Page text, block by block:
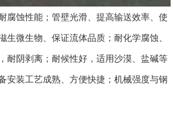
腐蚀性能；管壁光滑、提高输送效率、使
生微生物、保证流体品质；耐化学腐蚀、
耐阴剥离；耐候性好，适用沙漠、盐碱等
安装工艺成熟、方便快捷；机械强度与钢